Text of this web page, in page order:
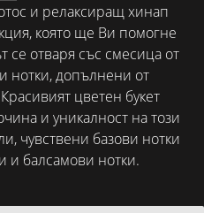
и релаксиращ хинап
която ще Ви помогне
се отваря със смесица от
нотки, допълнени от
цветен букет
и уникалност на този
чувствени базови нотки
и балсамови нотки.